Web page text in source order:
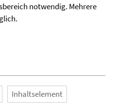
notwendig. Mehrere
Inhaltselement